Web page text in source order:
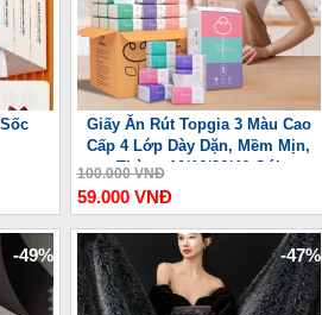
Giấy Ăn Rút Topgia 3 Màu Cao
Cấp 4 Lớp Dày Dặn, Mềm Mịn,
Thùng 10/16/36/46 Gói
100.000 VNĐ
59.000 VNĐ
-49% -47%